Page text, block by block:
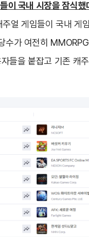
이 국내 시장을 잠식했
주얼 게임들이 국내
가 여전히
들을 붙잡고 기존 캐